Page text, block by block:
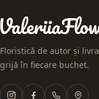
Floristică de autor și
grijă în fiecare buchet.